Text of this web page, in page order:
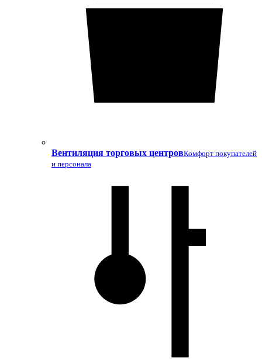
Вентиляция торговых центровКомфорт покупателей
и персонала